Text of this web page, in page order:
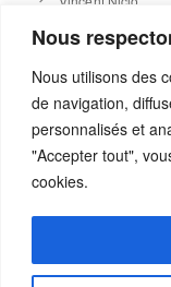
Nous
Nous utilisons des
de navigation,
personnalisés et
"Accepter tout",
cookies.
Vivement
Zenatti / Badi
zucchero
Zucchero